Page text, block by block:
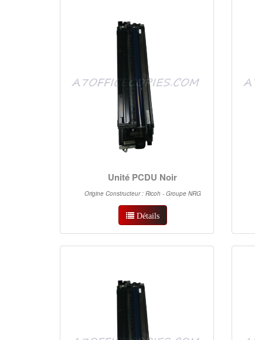
Unité PCDU Noir
Origine Constructeur : Ricoh - Groupe NRG
Détails